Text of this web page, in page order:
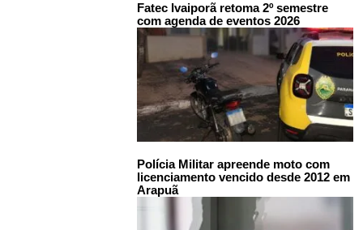
Fatec Ivaiporã retoma 2º semestre
com agenda de eventos 2026
Polícia Militar apreende moto com
licenciamento vencido desde 2012 em
Arapuã